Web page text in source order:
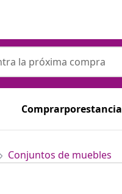
Comprarporestancia
Conjuntos de muebles